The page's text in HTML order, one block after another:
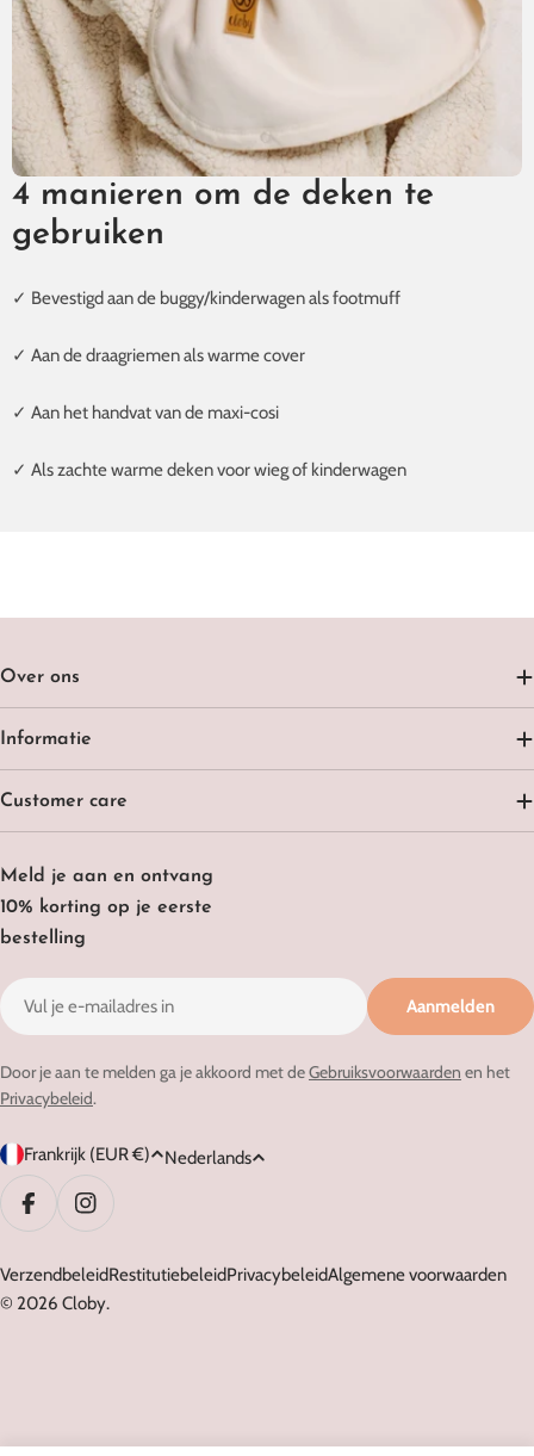
4 manieren om de deken te
gebruiken
✓ Bevestigd aan de buggy/kinderwagen als footmuff
✓ Aan de draagriemen als warme cover
✓ Aan het handvat van de maxi-cosi
✓ Als zachte warme deken voor wieg of kinderwagen
Meld je aan en ontvang
10% korting op je eerste
bestelling
E-
mail
Aanmelden
Door je aan te melden ga je akkoord met deGebruiksvoorwaarden en het
Privacybeleid.
Over ons
Informatie
Customer care
L
a
n
Frankrijk (EUR €)
T
Nederlands
FacebookInstagram
© 2026 Cloby.
VerzendbeleidRestitutiebeleidPrivacybeleidAlgemene voorwaarden